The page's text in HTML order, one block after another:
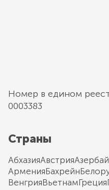
Номер в едином
0003383
Страны
АбхазияАвстрия
АрменияБахрейн
ВенгрияВьетнамГреция